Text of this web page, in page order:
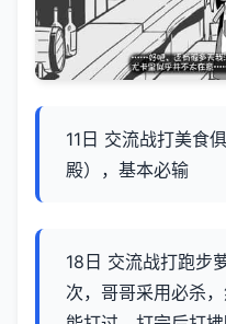
11日 交流战打美食
殿），基本必输
18日 交流战打跑步
次，哥哥采用必杀